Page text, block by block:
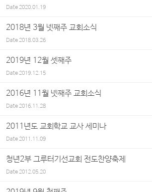
Date2020.01.19
2018년 3월 넷째주 교회소식
Date2018.03.26
2019년 12월 셋째주
Date2019.12.15
2016년 11월 넷째주 교회소식
Date2016.11.28
2011년도 교회학교 교사 세미나
Date2011.11.09
청년2부 그루터기선교회 전도찬양축제
Date2012.05.20